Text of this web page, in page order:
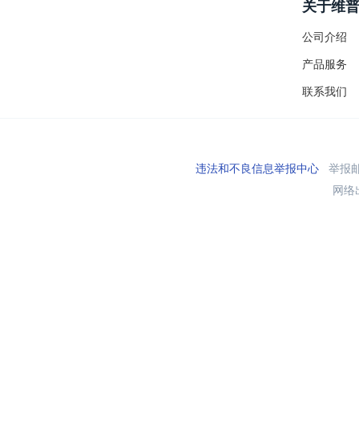
关于维普
公司介绍
产品服务
联系我们
违法和不良信息举报中心举报
网